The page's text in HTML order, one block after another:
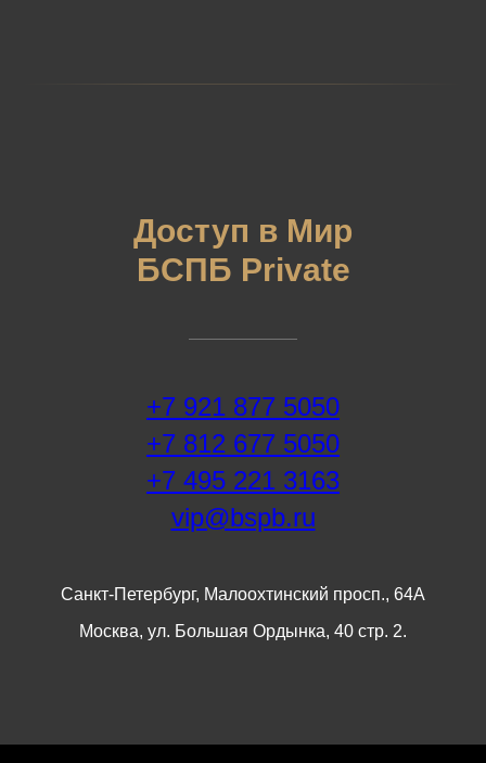
Доступ в Мир
БСПБ Private
+7 921 877 5050
+7 812 677 5050
+7 495 221 3163
vip@bspb.ru
Санкт-Петербург, Малоохтинский просп., 64А
Москва, ул. Большая Ордынка, 40 стр. 2.